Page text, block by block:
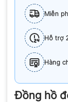
Miễn
Hỗ trợ
Hàng
Đồng hồ